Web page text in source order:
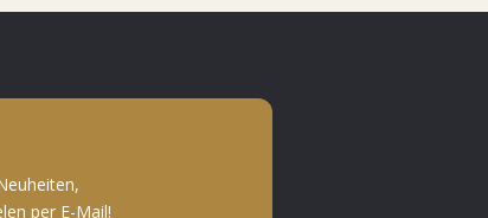
per E-Mail!